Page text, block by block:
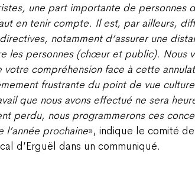
une part importante de personnes
en tenir compte. Il est, par ailleurs,
notamment d’assurer une
les personnes (chœur et public). Nous
votre compréhension face à cette
frustrante du point de vue
que nous avons effectué ne sera
perdu, nous programmerons ces
l’année prochaine», indique le comité de
d’Erguël dans un communiqué.